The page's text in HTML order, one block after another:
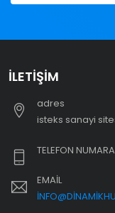
İLETIŞIM
adres
i̇steks sanayi
TELEFON
EMAIL